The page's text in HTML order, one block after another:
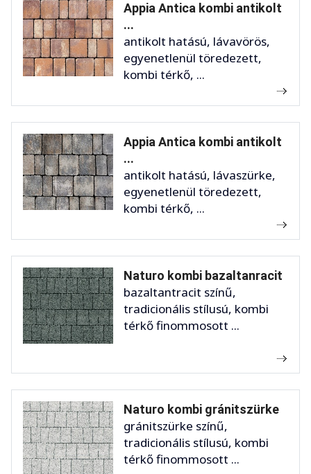
Appia Antica kombi antikolt
...
antikolt hatású, lávavörös,
egyenetlenül töredezett,
kombi térkő, ...
Appia Antica kombi antikolt
...
antikolt hatású, lávaszürke,
egyenetlenül töredezett,
kombi térkő, ...
Naturo kombi bazaltanracit
bazaltantracit színű,
tradicionális stílusú, kombi
térkő finommosott ...
Naturo kombi gránitszürke
gránitszürke színű,
tradicionális stílusú, kombi
térkő finommosott ...